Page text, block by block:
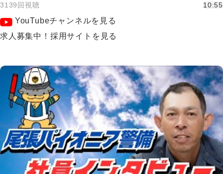
3139回視聴 10:55
YouTubeチャンネルを見る
求人募集中！採用サイトを見る